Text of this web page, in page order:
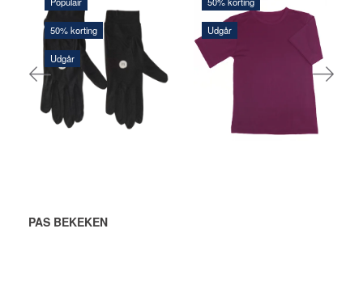
50% korting
Udgår
48,00 DKK
96,00 DKK
Je bespaart: 48,00 DKK
Bekijk alle opties
Udgår
136,00 DKK
272,00 DKK
Je bespaart: 136,00 DKK
Bekijk alle opties
PAS BEKEKEN